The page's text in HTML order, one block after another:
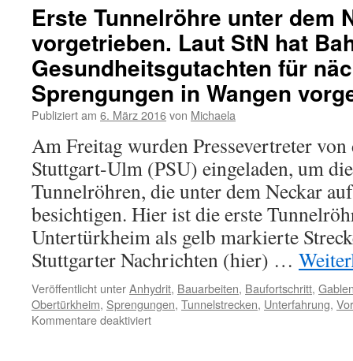
Erste Tunnelröhre unter dem
vorgetrieben. Laut StN hat
Gesundheitsgutachten für
Sprengungen in Wangen
Publiziert am 6. März 2016von Michaela
Am Freitag wurden Pressevertreter
Stuttgart-Ulm (PSU) eingeladen, um
Tunnelröhren, die unter dem Neckar
besichtigen. Hier ist die erste
Untertürkheim als gelb markierte
Stuttgarter Nachrichten (hier) …
Veröffentlicht unterAnhydrit, Bauarbeiten, Baufortschritt,
Obertürkheim, Sprengungen, Tunnelstrecken, Unterfahrung,
Kommentare deaktiviert